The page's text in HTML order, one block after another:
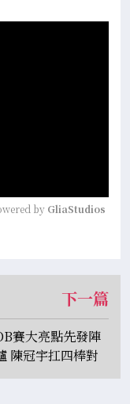
by GliaStudios
下一篇
賽大亮點先發陣
陳冠宇扛四棒對
融